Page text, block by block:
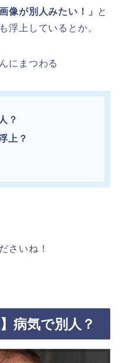
像が別人みたい！」 と
浮上しているとか。
にまつわる
？
上？
さいね！
病気で別人？